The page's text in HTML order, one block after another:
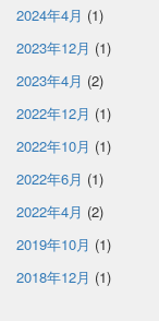
2024年4月 (1)
2023年12月 (1)
2023年4月 (2)
2022年12月 (1)
2022年10月 (1)
2022年6月 (1)
2022年4月 (2)
2019年10月 (1)
2018年12月 (1)